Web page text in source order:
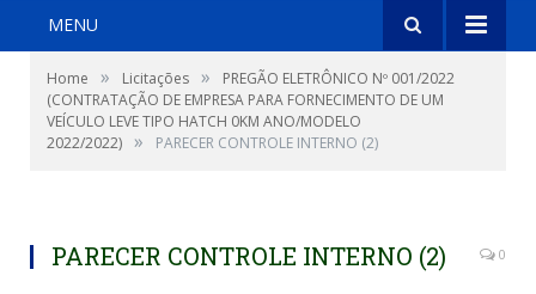
MENU
Home » Licitações »
PREGÃO ELETRÔNICO Nº 001/2022
(CONTRATAÇÃO DE EMPRESA PARA FORNECIMENTO DE UM
VEÍCULO LEVE TIPO HATCH 0KM ANO/MODELO
2022/2022) » PARECER CONTROLE INTERNO (2)
PARECER CONTROLE INTERNO (2) 0